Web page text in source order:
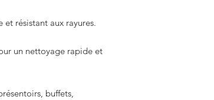
résistant aux rayures.
un nettoyage rapide et
buffets,